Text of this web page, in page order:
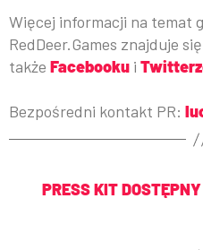
Więcej informacji na temat
RedDeer.Games znajduje
także Facebooku i
Bezpośredni kontakt PR:
PRESS KIT